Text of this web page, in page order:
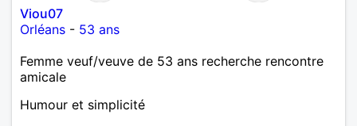
Viou07
Orléans - 53 ans
Femme veuf/veuve de 53 ans recherche rencontre
amicale
Humour et simplicité